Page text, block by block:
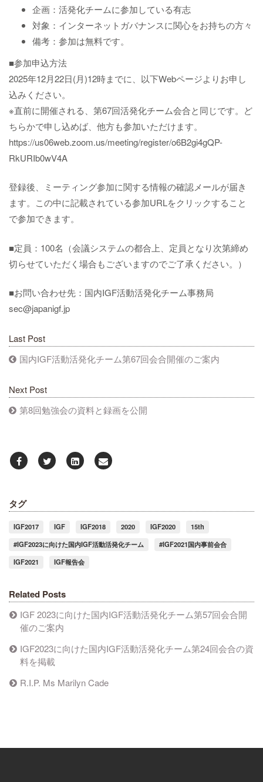
企画：活発化チームに参加している有志
対象：インターネットガバナンスに関心をお持ちの方々
備考：参加は無料です。
■参加申込方法
2025年12月22日(月)12時までに、以下Webページよりお申し
込みください。
※直前に開催される、第67回活発化チーム会合と同じです。ど
ちらかで申し込めば、他方も参加いただけます。
https://us06web.zoom.us/meeting/register/o6B2gi4gQP-
RkURIb0wV4A
登録後、ミーティング参加に関する情報の確認メールが届き
ます。この中に記載されている参加URLをクリックすること
で参加できます。
■定員：100名（会議システムの都合上、定員となり次第締め
切らせていただく場合もございますのでご了承ください。）
■お問い合わせ先：国内IGF活動活発化チーム事務局
sec@japanigf.jp
Last Post
国内IGF活動活発化チーム第67回会合開催のご案内
Next Post
第8回勉強会の資料と録画を公開
タグ
IGF2017 IGF IGF2018 2020 IGF2020
15th
#IGF2023に向けた国内IGF活動活発化チーム
#IGF2021国内事前会合
IGF2021
IGF報告会
Related Posts
IGF 2023に向けた国内IGF活動活発化チーム第57回会合開
催のご案内
IGF2023に向けた国内IGF活動活発化チーム第24回会合の資
料を掲載
R.I.P. Ms Marilyn Cade